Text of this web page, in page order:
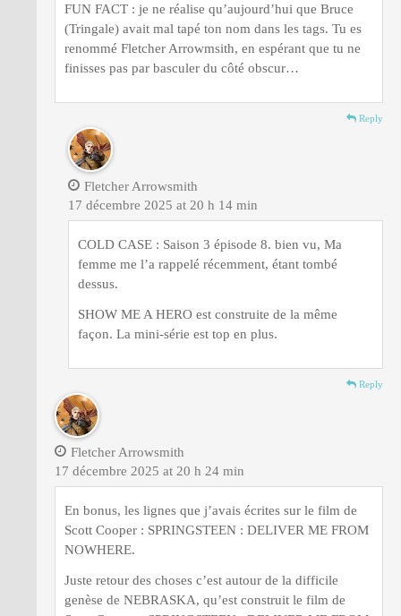
FUN FACT : je ne réalise qu’aujourd’hui que Bruce
(Tringale) avait mal tapé ton nom dans les tags. Tu es
renommé Fletcher Arrowmsith, en espérant que tu ne
finisses pas par basculer du côté obscur…
Reply
Fletcher Arrowsmith
17 décembre 2025 at 20 h 14 min
COLD CASE : Saison 3 épisode 8. bien vu, Ma
femme me l’a rappelé récemment, étant tombé
dessus.
SHOW ME A HERO est construite de la même
façon. La mini-série est top en plus.
Reply
Fletcher Arrowsmith
17 décembre 2025 at 20 h 24 min
En bonus, les lignes que j’avais écrites sur le film de
Scott Cooper : SPRINGSTEEN : DELIVER ME FROM
NOWHERE.
Juste retour des choses c’est autour de la difficile
genèse de NEBRASKA, qu’est construit le film de